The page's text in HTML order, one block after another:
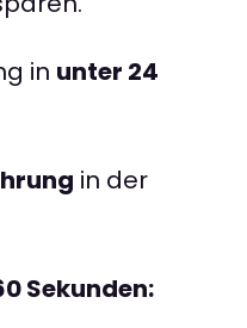
in unter 24
in der
Sekunden: